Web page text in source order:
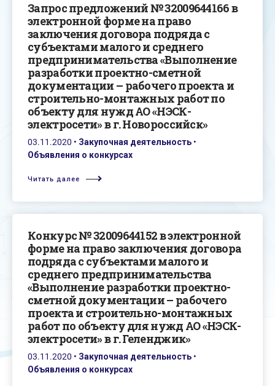
Запрос предложений № 32009644166 в
электронной форме на право
заключения договора подряда с
субъектами малого и среднего
предпринимательства «Выполнение
разработки проектно-сметной
документации – рабочего проекта и
строительно-монтажных работ по
объекту для нужд АО «НЭСК-
электросети» в г. Новороссийск»
03.11.2020 • Закупочная деятельность •
Объявления о конкурсах
Читать далее
Конкурс № 32009644152 в электронной
форме на право заключения договора
подряда с субъектами малого и
среднего предпринимательства
«Выполнение разработки проектно-
сметной документации – рабочего
проекта и строительно-монтажных
работ по объекту для нужд АО «НЭСК-
электросети» в г. Геленджик»
03.11.2020 • Закупочная деятельность •
Объявления о конкурсах